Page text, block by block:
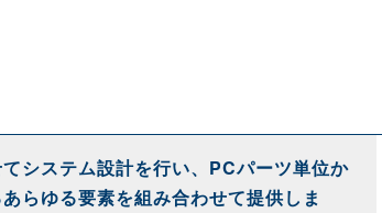
システム設計を行い、PCパーツ単位か
らゆる要素を組み合わせて提供しま